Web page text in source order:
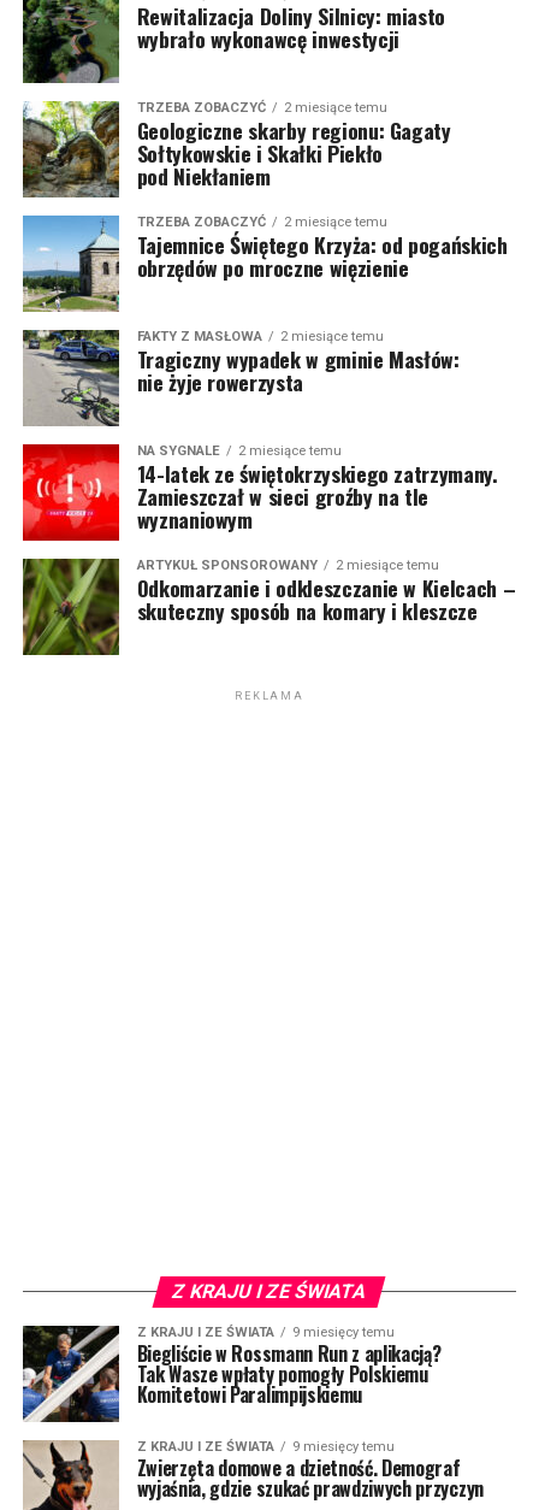
Rewitalizacja Doliny Silnicy: miasto
wybrało wykonawcę inwestycji
TRZEBA ZOBACZYĆ 2 miesiące temu
Geologiczne skarby regionu: Gagaty
Sołtykowskie i Skałki Piekło
pod Niekłaniem
TRZEBA ZOBACZYĆ 2 miesiące temu
Tajemnice Świętego Krzyża: od pogańskich
obrzędów po mroczne więzienie
FAKTY Z MASŁOWA 2 miesiące temu
Tragiczny wypadek w gminie Masłów:
nie żyje rowerzysta
NA SYGNALE 2 miesiące temu
14-latek ze świętokrzyskiego zatrzymany.
Zamieszczał w sieci groźby na tle
wyznaniowym
ARTYKUŁ SPONSOROWANY 2 miesiące temu
Odkomarzanie i odkleszczanie w Kielcach –
skuteczny sposób na komary i kleszcze
REKLAMA
Z KRAJU I ZE ŚWIATA
Z KRAJU I ZE ŚWIATA 9 miesięcy temu
Biegliście w Rossmann Run z aplikacją?
Tak Wasze wpłaty pomogły Polskiemu
Komitetowi Paralimpijskiemu
Z KRAJU I ZE ŚWIATA 9 miesięcy temu
Zwierzęta domowe a dzietność. Demograf
wyjaśnia, gdzie szukać prawdziwych przyczyn